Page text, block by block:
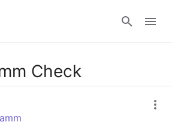
Check